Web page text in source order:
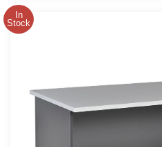
In
Stock